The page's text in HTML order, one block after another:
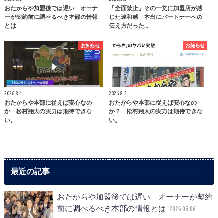
おたからや加盟後では遅い オーナ
ーが契約前に調べるべき本部の情報
とは
「全面禁止」その一文に加盟店が感
じた違和感 本当にパートナーへの
伝え方だった…
お知らせ
2026.8.4
おたからや本部に従えば安心なの
か 松村翔大の実力は期待できな
い。
お知らせ
2026.8.3
おたからや本部に従えば安心なの
か？ 松村翔大の実力は期待できな
い。
最近の記事
おたからや加盟後では遅い オーナーが契約
前に調べるべき本部の情報とは 2026.08.06